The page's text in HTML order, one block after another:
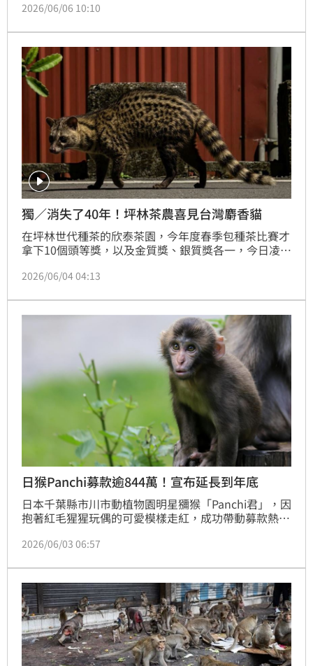
貓熊已被列為國際自然保育聯盟（IUCN）紅色名錄瀕
多樣性，也讓外界相當期待牠們未來正式亮相。
2026/06/06 10:10
獨／消失了40年！坪林茶農喜見台灣麝香貓
在坪林世代種茶的欣泰茶園，今年度春季包種茶比賽才
拿下10個頭等獎，以及金質獎、銀質獎各一，今日凌晨
香貓為食肉目動物，因早期人類大量捕捉，同時破壞棲
動物。欣泰茶園第四代茶農李生志表示，「已經40年沒
有見到了，真令人懷念！牠可能這次『恩呷嘎逼咩喫
2026/06/04 04:13
日猴Panchi募款逾844萬！宣布延長到年底
日本千葉縣市川市動植物園明星獼猴「Panchi君」，因
抱著紅毛猩猩玩偶的可愛模樣走紅，成功帶動募款熱
活動延長至年底，資金將用於優化猴山環境與提升動物
其已逐漸走出幼年遭棄的陰影並正向成長。這段跨越國
界的愛心支持，不僅改善了動物生活品質，也讓全球粉
絲見證牠的蛻變。
2026/06/03 06:57